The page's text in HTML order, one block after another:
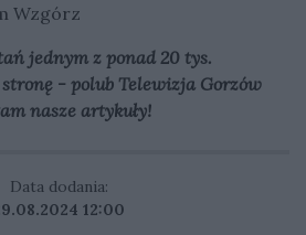
Wzgórz
jednym z ponad 20 tys.
- polub Telewizja Gorzów
nasze artykuły!
Data dodania:
12:00